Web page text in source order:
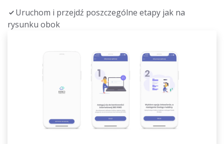
Uruchom i przejdź poszczególne etapy jak na
rysunku obok